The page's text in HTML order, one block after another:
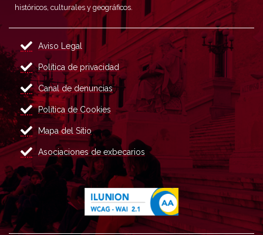
históricos, culturales y geográficos.
Aviso Legal
Política de privacidad
Canal de denuncias
Política de Cookies
Mapa del Sitio
Asociaciones de exbecarios